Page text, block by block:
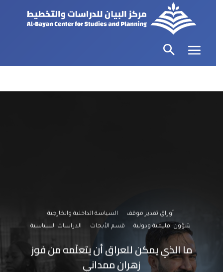
أوراق تقدير موقف
السياسة الداخلية والخارجية
شؤون اقليمية ودولية
قسم الأبحاث الدراسات السياسية
ما الذي يمكن للعراق أن يتعلّمه من فوز
زهران ممداني